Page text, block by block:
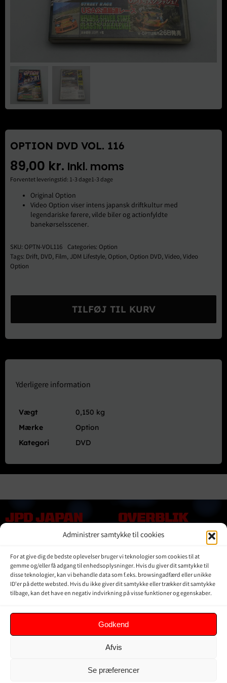
Administrer samtykke til cookies
For at give dig de bedste oplevelser bruger vi teknologier som cookies til at
gemme og/eller få adgang til enhedsoplysninger. Hvis du giver dit samtykke til
disse teknologier, kan vi behandle data som f.eks. browsingadfærd eller unikke
ID'er på dette websted. Hvis du ikke giver dit samtykke eller trækker dit samtykke
tilbage, kan det have en negativ indvirkning på visse funktioner og egenskaber.
Godkend
Afvis
Se præferencer
OPTION DVD VOL. 116
89,00 kr. Inkl. moms
Forventet leveringstid: 1-3 dage1-3 dage
Original Option
Video Option viser intens japansk driftkultur med
legendariske førere, vilde biler og actionfyldte
banekørselsscener.
SKU: OPTN-VOL116 Categories: Option
Tags: Drift, DVD, Film, JDM Lifestyle,Option,Option DVD,Video,Video
Option
Vol.
116
TILFØJ TIL KURV
Yderligere information
Vægt
0,150 kg
Mærke
Option
Kategori
DVD
JPD JAPAN
DENMARK
Kontakt Os
Om JPD Japan Denmark
Handelsbetingelser
Privat Politik
OVERBLIK
Online shop
Vores Mærker